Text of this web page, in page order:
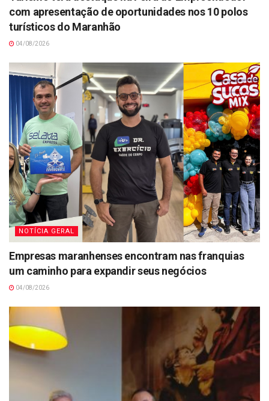
com apresentação de oportunidades nos 10 polos
turísticos do Maranhão
04/08/2026
NOTÍCIA GERAL
Empresas maranhenses encontram nas franquias
um caminho para expandir seus negócios
04/08/2026